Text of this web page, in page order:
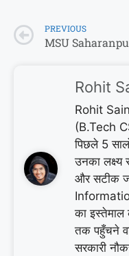
PREVIOUS
Rohit
Rohit
(B.Tech
पिछले 5
उनका
और सटीक
का
तक पहुँचने
सरकारी